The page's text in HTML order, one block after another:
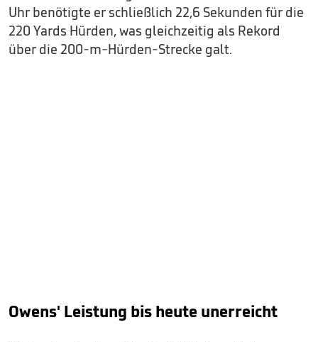
Uhr benötigte er schließlich 22,6 Sekunden für die
220 Yards Hürden, was gleichzeitig als Rekord
über die 200-m-Hürden-Strecke galt.
Owens' Leistung bis heute unerreicht